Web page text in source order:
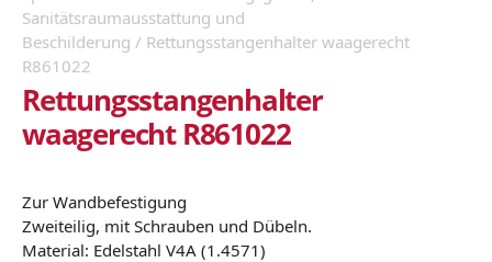
Sanitätsraumausstattung und
Beschilderung / Rettungsstangenhalter waagerecht
R861022
Rettungsstangenhalter
waagerecht R861022
Zur Wandbefestigung
Zweiteilig, mit Schrauben und Dübeln.
Material: Edelstahl V4A (1.4571)